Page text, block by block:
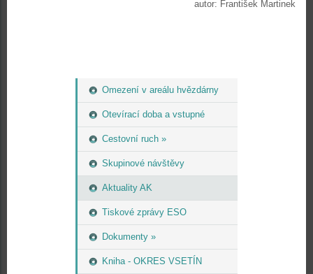
Omezení v areálu hvězdárny
Otevírací doba a vstupné
Cestovní ruch »
Skupinové návštěvy
Aktuality AK
Tiskové zprávy ESO
Dokumenty »
Kniha - OKRES VSETÍN
autor: František Martinek